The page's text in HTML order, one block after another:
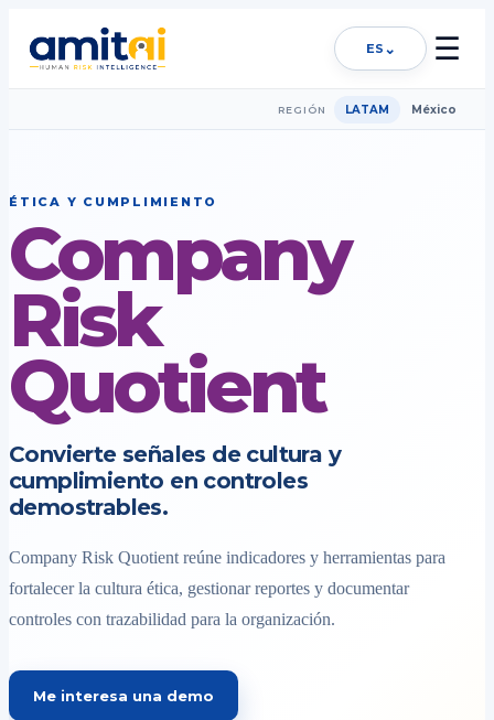
ES ⌄ ☰
REGIÓN LATAM México
ÉTICA Y CUMPLIMIENTO
Company
Risk
Quotient
Convierte señales de cultura y
cumplimiento en controles
demostrables.
Company Risk Quotient reúne indicadores y herramientas para
fortalecer la cultura ética, gestionar reportes y documentar
controles con trazabilidad para la organización.
Me interesa una demo